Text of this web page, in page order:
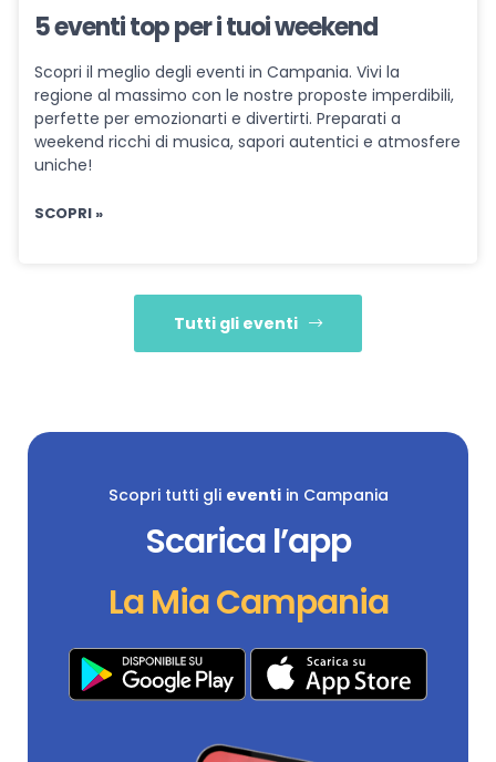
5 eventi top per i tuoi weekend
Scopri il meglio degli eventi in Campania. Vivi la
regione al massimo con le nostre proposte imperdibili,
perfette per emozionarti e divertirti. Preparati a
weekend ricchi di musica, sapori autentici e atmosfere
uniche!
SCOPRI »
Tutti gli eventi
Scopri tutti gli eventiin Campania
Scarica l’app
La Mia Campania